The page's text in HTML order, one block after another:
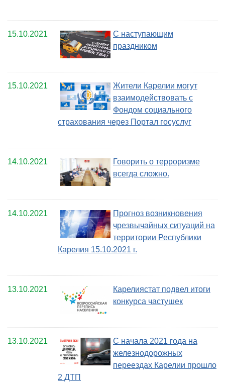
15.10.2021
С наступающим
праздником
15.10.2021
Жители Карелии могут
взаимодействовать с
Фондом социального
страхования через Портал госуслуг
14.10.2021
Говорить о терроризме
всегда сложно.
14.10.2021
Прогноз возникновения
чрезвычайных ситуаций на
территории Республики
Карелия 15.10.2021 г.
13.10.2021
Карелиястат подвел итоги
конкурса частушек
13.10.2021
С начала 2021 года на
железнодорожных
переездах Карелии прошло
2 ДТП